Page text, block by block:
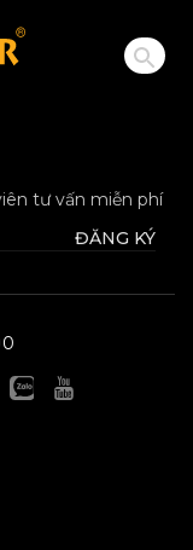
tư vấn miễn phí
ĐĂNG KÝ